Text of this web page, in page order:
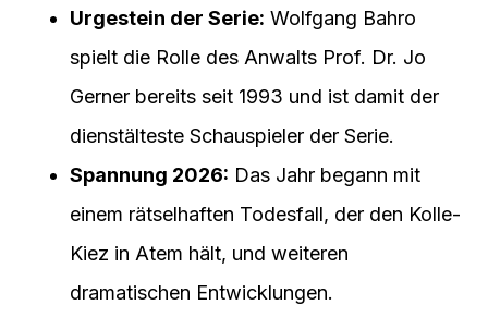
Urgestein der Serie: Wolfgang Bahro
spielt die Rolle des Anwalts Prof. Dr. Jo
Gerner bereits seit 1993 und ist damit der
dienstälteste Schauspieler der Serie.
Spannung 2026: Das Jahr begann mit
einem rätselhaften Todesfall, der den Kolle-
Kiez in Atem hält, und weiteren
dramatischen Entwicklungen.